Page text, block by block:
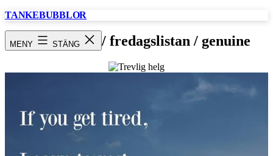
Hoppa
TANKEBUBBLOR
MENY STÄNG
Trevlig helg / fredagslistan / genuine